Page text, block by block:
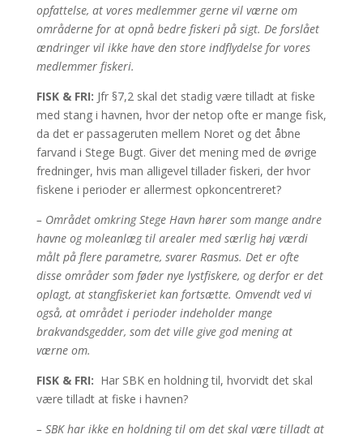
opfattelse, at vores medlemmer gerne vil værne om
områderne for at opnå bedre fiskeri på sigt. De forslået
ændringer vil ikke have den store indflydelse for vores
medlemmer fiskeri.
FISK & FRI: Jfr §7,2 skal det stadig være tilladt at fiske
med stang i havnen, hvor der netop ofte er mange fisk,
da det er passageruten mellem Noret og det åbne
farvand i Stege Bugt. Giver det mening med de øvrige
fredninger, hvis man alligevel tillader fiskeri, der hvor
fiskene i perioder er allermest opkoncentreret?
– Området omkring Stege Havn hører som mange andre
havne og moleanlæg til arealer med særlig høj værdi
målt på flere parametre, svarer Rasmus. Det er ofte
disse områder som føder nye lystfiskere, og derfor er det
oplagt, at stangfiskeriet kan fortsætte. Omvendt ved vi
også, at området i perioder indeholder mange
brakvandsgedder, som det ville give god mening at
værne om.
FISK & FRI: Har SBK en holdning til, hvorvidt det skal
være tilladt at fiske i havnen?
– SBK har ikke en holdning til om det skal være tilladt at